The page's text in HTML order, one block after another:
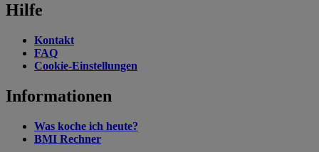
Hilfe
Kontakt
FAQ
Cookie-Einstellungen
Informationen
Was koche ich heute?
BMI Rechner